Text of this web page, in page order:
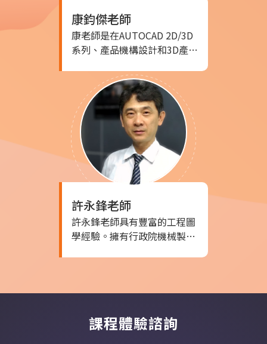
以及前三百大企業研發設計部
門最高主管。同時，他也是森
田印刷、穎佳和鑄將等企業的
康鈞傑老師
康老師是在AUTOCAD 2D/3D
系列、產品機構設計和3D產品
曾擔任開發部機構設計工程
師，負責設計各種產品的機構
結構。後來，他升任開發部設
計主管，負責監督和指導團隊
進行設計工作。除了在企業工
作外，他還擔任過職訓局機械
設計講師，教授學生
此外，他還擔任過設計公司的
負責人，管理和指導公司的整
體運作。 老師將他豐富的專業
力。
許永鋒老師
許永鋒老師具有豐富的工程圖
學經驗。擁有行政院機械製圖
工業的設計工程師，以及在淡
任兼任教師。同時，他也是多
課程體驗諮詢